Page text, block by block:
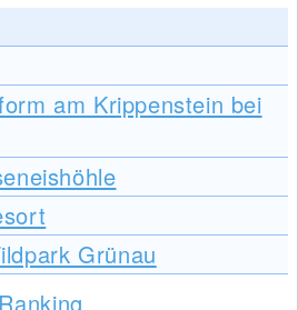
am Krippenstein bei
Grünau